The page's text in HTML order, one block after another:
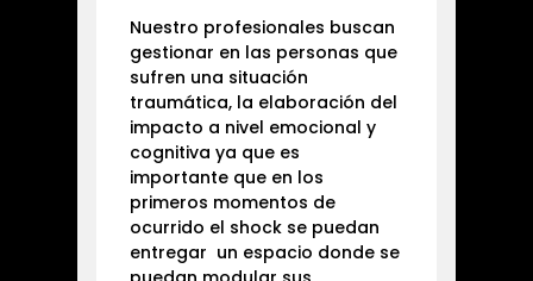
Nuestro profesionales buscan
gestionar en las personas que
sufren una situación
traumática, la elaboración del
impacto a nivel emocional y
cognitiva ya que es
importante que en los
primeros momentos de
ocurrido el shock se puedan
entregar un espacio donde se